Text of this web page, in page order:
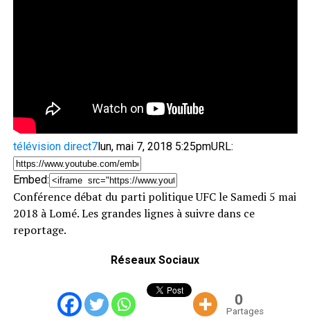
télévision direct7lun, mai 7, 2018 5:25pmURL:
Embed:
Conférence débat du parti politique UFC le Samedi 5 mai
2018 à Lomé. Les grandes lignes à suivre dans ce
reportage.
Réseaux Sociaux
0
Partages